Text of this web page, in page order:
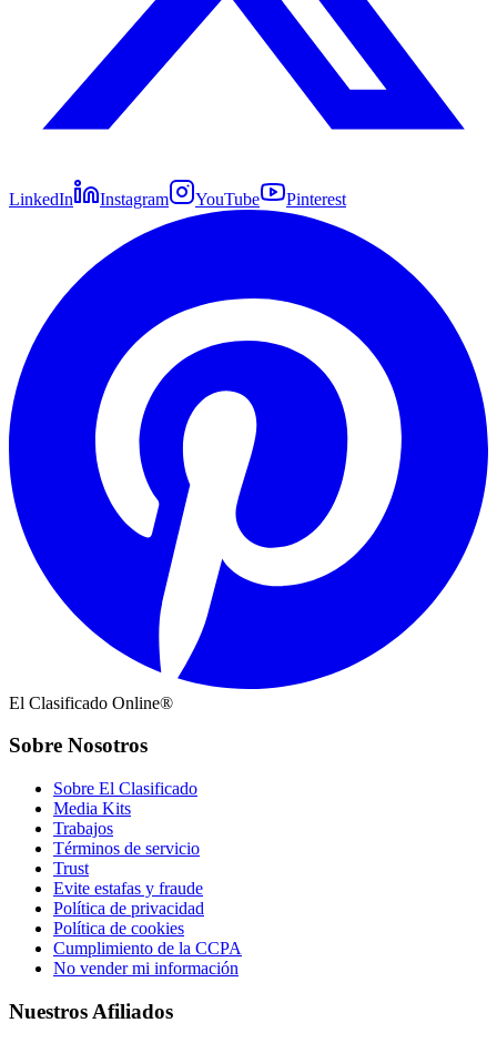
LinkedIn Instagram YouTube Pinterest
El Clasificado Online®
Sobre Nosotros
Sobre El Clasificado
Media Kits
Trabajos
Términos de servicio
Trust
Evite estafas y fraude
Política de privacidad
Política de cookies
Cumplimiento de la CCPA
No vender mi información
Nuestros Afiliados